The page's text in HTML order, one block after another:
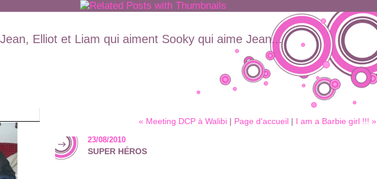
Elliot et Liam qui aiment Sooky qui aime Jean...
« Meeting DCP à Walibi | Page d'accueil | I am a Barbie girl !!! »
23/08/2010
SUPER HÉROS